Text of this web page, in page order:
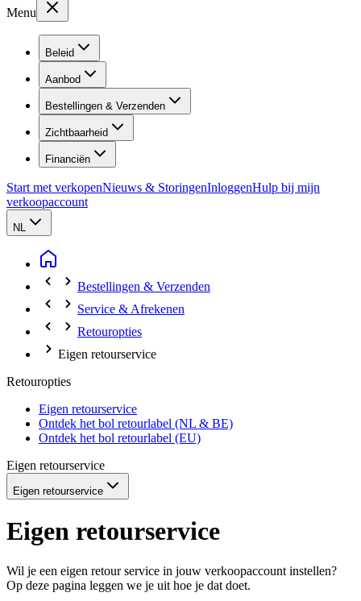
Menu
Beleid
Aanbod
Bestellingen & Verzenden
Zichtbaarheid
Financiën
Start met verkopenNieuws & StoringenInloggenHulp bij mijn
verkoopaccount
NL
Bestellingen & Verzenden
Service & Afrekenen
Retouropties
Eigen retourservice
Retouropties
Eigen retourservice
Ontdek het bol retourlabel (NL & BE)
Ontdek het bol retourlabel (EU)
Eigen retourservice
Eigen retourservice
Eigen retourservice
Wil je een eigen retour service in jouw verkoopaccount instellen?
Op deze pagina leggen we je uit hoe je dat doet.